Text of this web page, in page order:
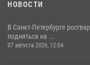
НОВОСТИ
В Санкт-Петербурге
подняться на ...
07 августа 2026, 12:04